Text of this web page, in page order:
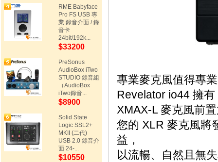
RME Babyface
Pro FS USB 專
業 錄音介面 / 錄
音卡
24bit/192k...
$33200
PreSonus
AudioBox iTwo
STUDIO 錄音組
（AudioBox
iTwo錄音...
$8900
Solid State
Logic SSL2+
MKII (二代)
USB 2.0 錄音介
面 24-...
$10550
專業麥克風值得專
Revelator io44 擁
XMAX-L 麥克風前
您的 XLR 麥克風將
益，
以流暢、自然且無